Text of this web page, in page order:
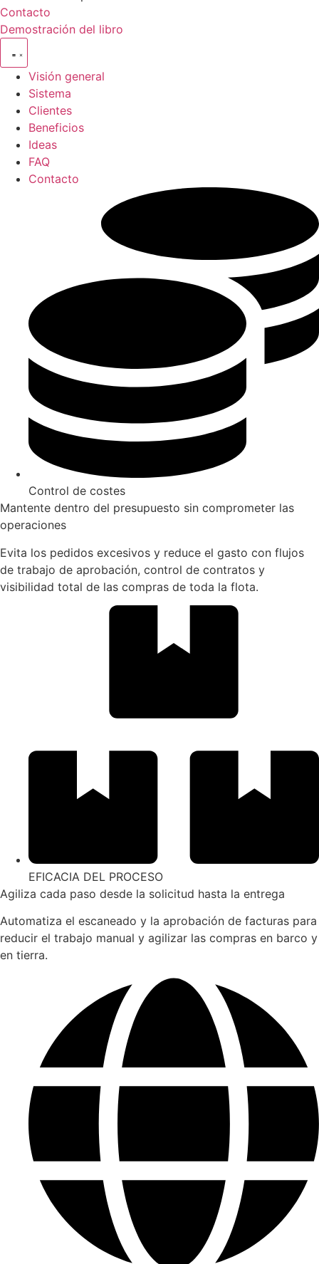
Contacto
Demostración del libro
Visión general
Sistema
Clientes
Beneficios
Ideas
FAQ
Contacto
Control de costes
Mantente dentro del presupuesto sin comprometer las
operaciones
Evita los pedidos excesivos y reduce el gasto con flujos
de trabajo de aprobación, control de contratos y
visibilidad total de las compras de toda la flota.
EFICACIA DEL PROCESO
Agiliza cada paso desde la solicitud hasta la entrega
Automatiza el escaneado y la aprobación de facturas para
reducir el trabajo manual y agilizar las compras en barco y
en tierra.